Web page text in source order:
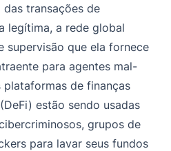
das transações de
legítima, a rede global
supervisão que ela fornece
para agentes mal-
plataformas de finanças
estão sendo usadas
grupos de
para lavar seus fundos